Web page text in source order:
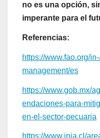
no es una opción,
imperante para el
Referencias:
https://www.fao.org/
management/es
https://www.gob.mx/
endaciones-para-
en-el-sector-pecuaria
https://www.inia.cl/